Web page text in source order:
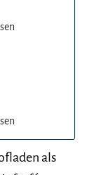
als